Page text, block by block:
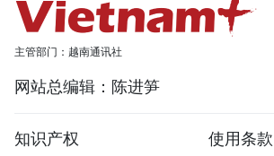
主管部门：越南通讯社
网站总编辑：陈进笋
知识产权 使用条款